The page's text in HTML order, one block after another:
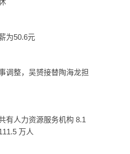
为50.6元
调整，吴赟接替陶海龙担
有人力资源服务机构 8.1
万人